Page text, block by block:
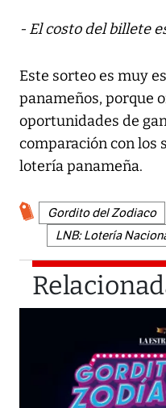
- El costo del billete
Este sorteo es muy
panameños, porque
oportunidades de
comparación con los
lotería panameña.
Gordito del Zodiaco
LNB: Lotería